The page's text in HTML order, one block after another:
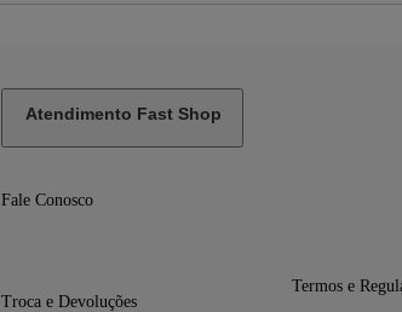
Atendimento Fast Shop
Fale Conosco
Troca e Devoluções
Termos e